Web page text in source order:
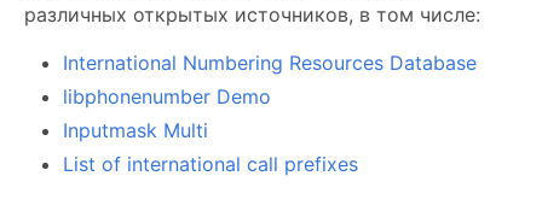
различных открытых источников, в том числе:
International Numbering Resources Database
libphonenumber Demo
Inputmask Multi
List of international call prefixes